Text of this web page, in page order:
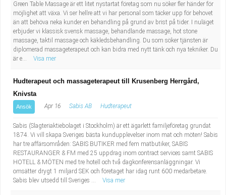
Green Table Massage är ett litet nystartat företag som nu söker fler händer för
möjlighet att växa. Vi ser hellre att vi har personal som täcker upp för behovet
än att behöva neka kunder en behandling på grund av brist på tider. I nuläget
erbjuder vi klassisk svensk massage, behandlande massage, hot stone
massage, taktil massage och käkledsbehandling. Du som söker tjänsten är
diplomerad massageterapeut och kan bidra med nytt tänk och nya tekniker. Du
är e...
Visa mer
Hudterapeut och massageterapeut till Krusenberg Herrgård,
Knivsta
Ansök Apr 16 Sabis AB Hudterapeut
Sabis (Slagteriaktiebolaget i Stockholm) är ett ägarlett familjeföretag grundat
1874. Vi vill skapa Sveriges bästa kundupplevelser inom mat och möten! Sabis
har tre affärsområden: SABIS BUTIKER med fem matbutiker, SABIS
RESTAURANGER & FM med 25 uppdrag inom contract services samt SABIS
HOTELL & MÖTEN med tre hotell och två dagkonferensanläggningar. Vi
omsätter drygt 1 miljard SEK och företaget har idag runt 600 medarbetare.
Sabis blev utsedd till Sveriges ...
Visa mer